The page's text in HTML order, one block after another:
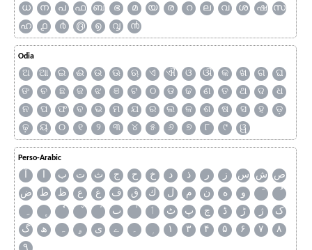
ധ
ന പ ഫ ബ ഭ മ യ ര റ ല വ ശ ഷ
സ
ഹ
൧ ൪ ൫ ൭ ൮ ൯
Odia
ଅ ଆ ଇ ଈ ଉ ଊ ଋ ଏ ଐ ଓ ଔ କ ଖ ଗ
ଘ
ଙ
ଚ ଛ ଜ ଝ ଞ ଟ ଠ ଡ ଢ ଣ ତ ଥ ଦ
ଧ
ନ
ପ ଫ ବ ଭ ମ ଯ ର ଲ ଳ ଶ ଷ ସ ହ
ଡ଼
ଢ଼
ୟ ୦ ୧ ୨ ୩ ୪ ୫ ୬ ୭ ୮ ୯ ୱ
Perso-Arabic
آ ا ب ت ث ج ح خ د ذ ر ز س ش ص
ض
ط ظ ع غ ف ق ك ل م ن ه
و
ٮ
ٲ ٹ پ چ ڈ ڑ ژ
ک
گ
ھ ہ ۄ ی ے ۔ ۱ ۳ ۴ ۵ ۶ ۷
۸
۹